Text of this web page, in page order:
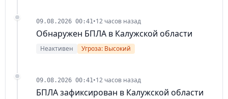
09.08.2026 00:41•12 часов назад
Обнаружен БПЛА в Калужской области
Неактивен Угроза: Высокий
09.08.2026 00:41•12 часов назад
БПЛА зафиксирован в Калужской области